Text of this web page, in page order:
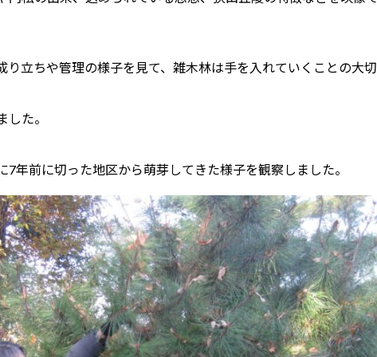
立ちや管理の様子を見て、雑木林は手を入れていくことの大切
た。
前に切った地区から萌芽してきた様子を観察しました。